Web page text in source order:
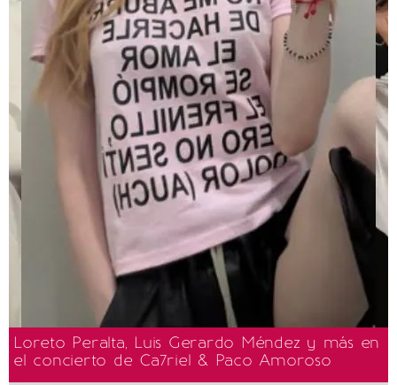
Loreto Peralta, Luis Gerardo Méndez y más en
el concierto de Ca7riel & Paco Amoroso